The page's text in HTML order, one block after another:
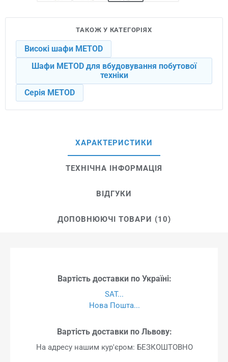
ТАКОЖ У КАТЕГОРІЯХ
Високі шафи METOD
Шафи METOD для вбудовування побутової
техніки
Серія METOD
ХАРАКТЕРИСТИКИ
ТЕХНІЧНА ІНФОРМАЦІЯ
ВІДГУКИ
ДОПОВНЮЮЧІ ТОВАРИ (10)
Вартість доставки по Україні:
SAT...
Нова Пошта...
Вартість доставки по Львову:
На адресу нашим кур'єром: БЕЗКОШТОВНО